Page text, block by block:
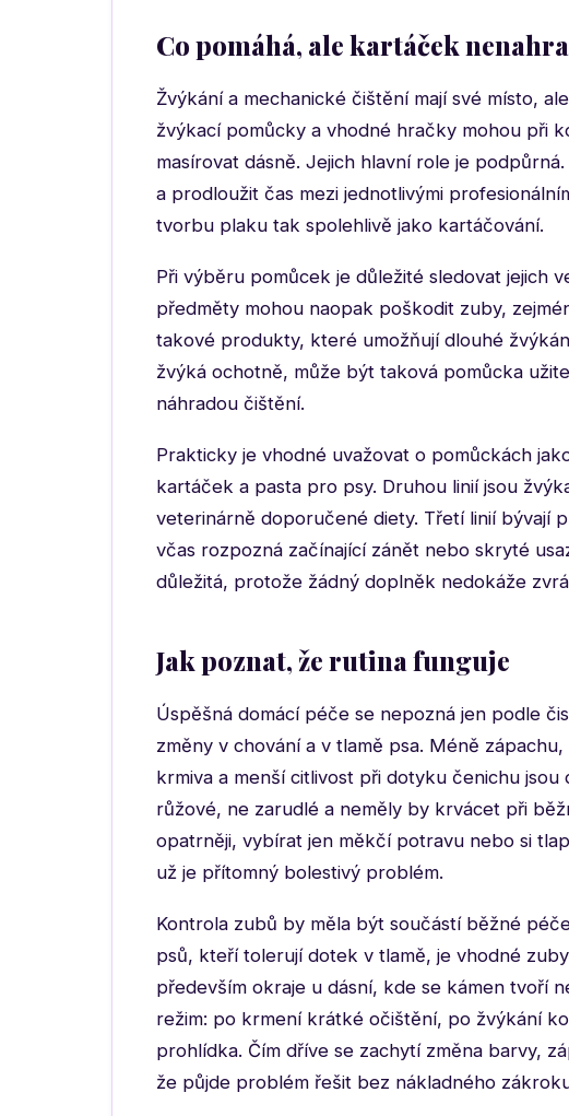
Co pomáhá, ale kartáček
Žvýkání a mechanické čištění mají své místo,
žvýkací pomůcky a vhodné hračky mohou při
masírovat dásně. Jejich hlavní role je
a prodloužit čas mezi jednotlivými
tvorbu plaku tak spolehlivě jako kartáčování.
Při výběru pomůcek je důležité sledovat jejich
předměty mohou naopak poškodit zuby,
takové produkty, které umožňují dlouhé
žvýká ochotně, může být taková pomůcka
náhradou čištění.
Prakticky je vhodné uvažovat o pomůckách
kartáček a pasta pro psy. Druhou linií jsou
veterinárně doporučené diety. Třetí linií bývají
včas rozpozná začínající zánět nebo skryté
důležitá, protože žádný doplněk nedokáže
Jak poznat, že rutina funguje
Úspěšná domácí péče se nepozná jen podle
změny v chování a v tlamě psa. Méně
krmiva a menší citlivost při dotyku čenichu
růžové, ne zarudlé a neměly by krvácet při
opatrněji, vybírat jen měkčí potravu nebo si
už je přítomný bolestivý problém.
Kontrola zubů by měla být součástí běžné
psů, kteří tolerují dotek v tlamě, je vhodné
především okraje u dásní, kde se kámen tvoří
režim: po krmení krátké očištění, po žvýkání
prohlídka. Čím dříve se zachytí změna barvy,
že půjde problém řešit bez nákladného